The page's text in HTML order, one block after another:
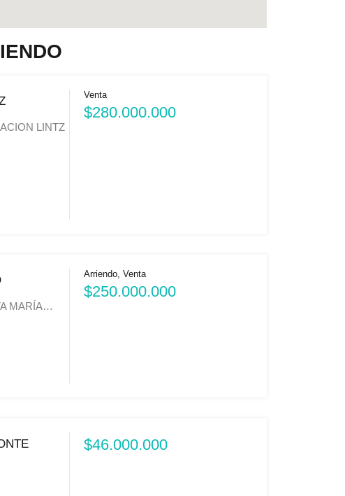
LINTZ
Venta
$280.000.000
MARÍA…
Arriendo, Venta
$250.000.000
$46.000.000